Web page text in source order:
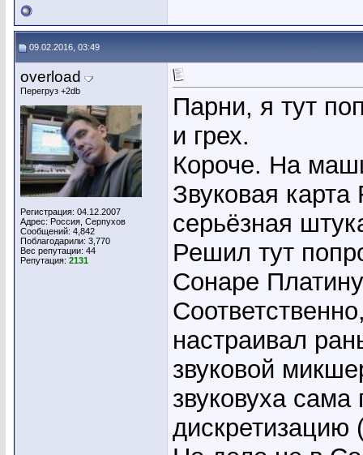
09.02.2016, 03:49
overload
Перегруз +2db
Регистрация: 04.12.2007
Адрес: Россия, Серпухов
Сообщений: 4,842
Поблагодарили: 3,770
Вес репутации: 44
Репутация: 2131
Парни, я тут
и грех.
Короче. На
Звуковая
серьёзная
Решил тут
Сонаре
настраивал
звуковой
звуковуха сама
дискретизацию